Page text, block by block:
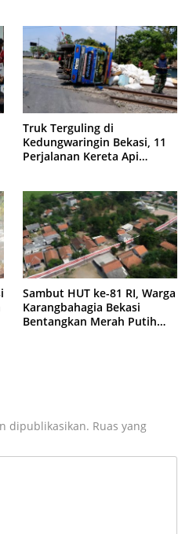
Truk Terguling di
Kedungwaringin Bekasi, 11
Perjalanan Kereta Api
Sambut HUT ke-81 RI, Warga
Karangbahagia Bekasi
Bentangkan Merah Putih
dipublikasikan. Ruas yang